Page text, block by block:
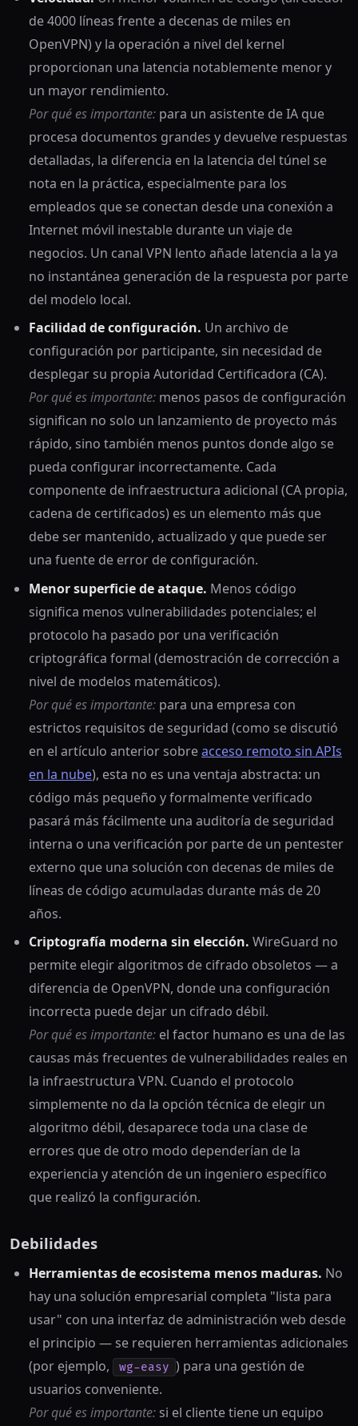
de 4000 líneas frente a decenas de miles en
OpenVPN) y la operación a nivel del kernel
proporcionan una latencia notablemente menor y
un mayor rendimiento.
Por qué es importante: para un asistente de IA que
procesa documentos grandes y devuelve respuestas
detalladas, la diferencia en la latencia del túnel se
nota en la práctica, especialmente para los
empleados que se conectan desde una conexión a
Internet móvil inestable durante un viaje de
negocios. Un canal VPN lento añade latencia a la ya
no instantánea generación de la respuesta por parte
del modelo local.
Facilidad de configuración. Un archivo de
configuración por participante, sin necesidad de
desplegar su propia Autoridad Certificadora (CA).
Por qué es importante: menos pasos de configuración
significan no solo un lanzamiento de proyecto más
rápido, sino también menos puntos donde algo se
pueda configurar incorrectamente. Cada
componente de infraestructura adicional (CA propia,
cadena de certificados) es un elemento más que
debe ser mantenido, actualizado y que puede ser
una fuente de error de configuración.
Menor superficie de ataque. Menos código
significa menos vulnerabilidades potenciales; el
protocolo ha pasado por una verificación
criptográfica formal (demostración de corrección a
nivel de modelos matemáticos).
Por qué es importante: para una empresa con
estrictos requisitos de seguridad (como se discutió
en el artículo anterior sobreacceso remoto sin APIs
en la nube), esta no es una ventaja abstracta: un
código más pequeño y formalmente verificado
pasará más fácilmente una auditoría de seguridad
interna o una verificación por parte de un pentester
externo que una solución con decenas de miles de
líneas de código acumuladas durante más de 20
años.
Criptografía moderna sin elección. WireGuard no
permite elegir algoritmos de cifrado obsoletos — a
diferencia de OpenVPN, donde una configuración
incorrecta puede dejar un cifrado débil.
Por qué es importante: el factor humano es una de las
causas más frecuentes de vulnerabilidades reales en
la infraestructura VPN. Cuando el protocolo
simplemente no da la opción técnica de elegir un
algoritmo débil, desaparece toda una clase de
errores que de otro modo dependerían de la
experiencia y atención de un ingeniero específico
que realizó la configuración.
Debilidades
Herramientas de ecosistema menos maduras. No
hay una solución empresarial completa "lista para
usar" con una interfaz de administración web desde
el principio — se requieren herramientas adicionales
(por ejemplo,
wg-easy ) para una gestión de
usuarios conveniente.
Por qué es importante: si el cliente tiene un equipo